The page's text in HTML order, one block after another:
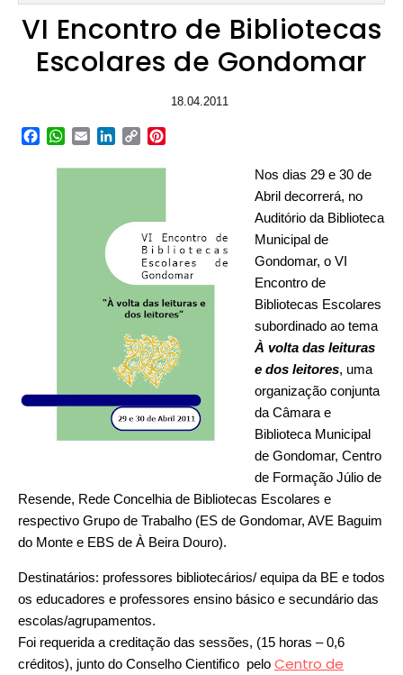
VI Encontro de Bibliotecas
Escolares de Gondomar
18.04.2011
Facebook
WhatsApp
EmailLinkedIn
Copy
Nos dias 29 e 30 de
Abril decorrerá, no
Auditório da Biblioteca
Municipal de
Gondomar, o VI
Encontro de
Bibliotecas Escolares
subordinado ao tema
À volta das leituras
e dos leitores, uma
organização conjunta
da Câmara e
Biblioteca Municipal
de Gondomar, Centro
de Formação Júlio de
Resende, Rede Concelhia de Bibliotecas Escolares e
respectivo Grupo de Trabalho (ES de Gondomar, AVE Baguim
do Monte e EBS de À Beira Douro).
Destinatários: professores bibliotecários/ equipa da BE e todos
os educadores e professores ensino básico e secundário das
escolas/agrupamentos.
Foi requerida a creditação das sessões, (15 horas – 0,6
créditos), junto do Conselho Cientifico pelo Centro de